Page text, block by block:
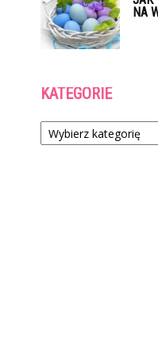
NA
KATEGORIE
Kategorie